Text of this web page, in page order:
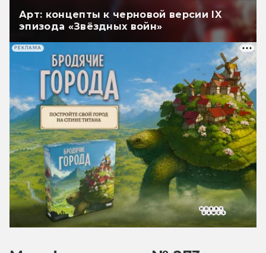
Арт: концепты к черновой версии IX
эпизода «Звёздных войн»
РЕКЛАМА